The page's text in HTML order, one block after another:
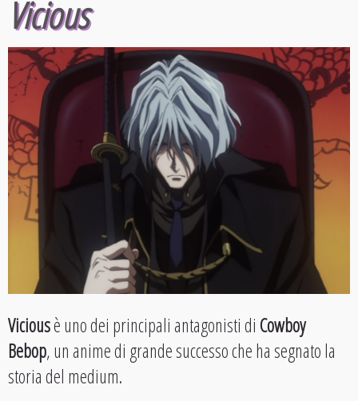
Vicious
Viciousè uno dei principali antagonisti diCowboy
Bebop, un anime di grande successo che ha segnato la
storia del medium.